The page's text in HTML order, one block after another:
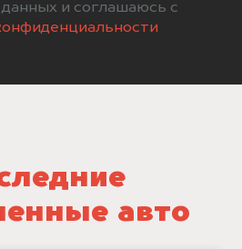
и соглашаюсь с
авто